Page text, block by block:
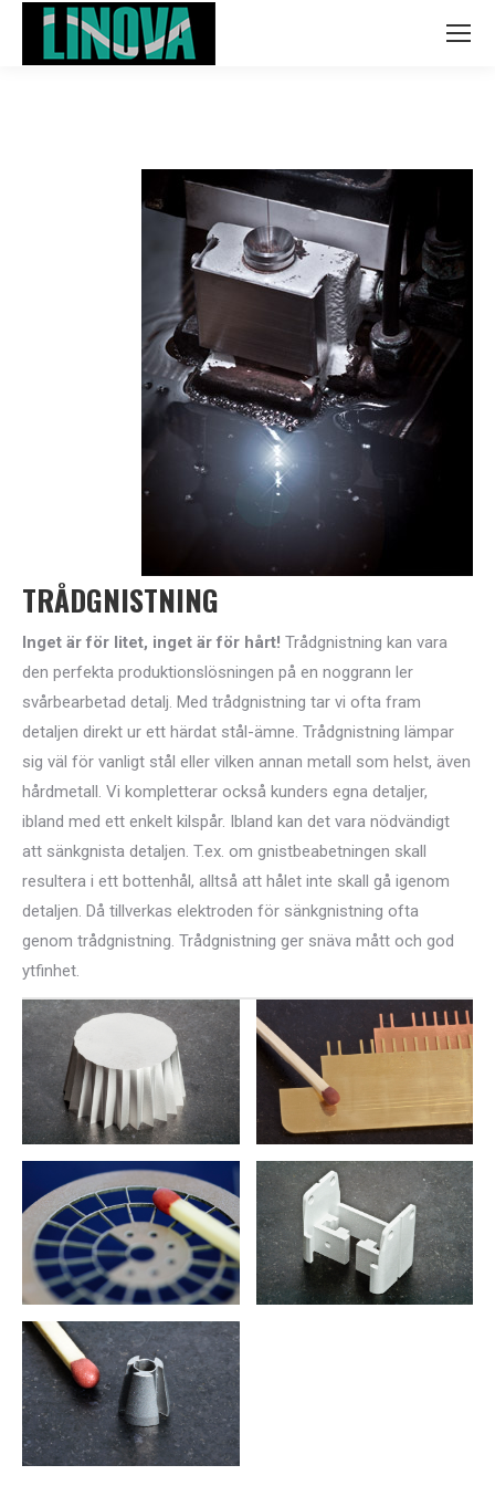
TRÅDGNISTNING
Inget är för litet, inget är för hårt! Trådgnistning kan vara
den perfekta produktionslösningen på en noggrann ler
svårbearbetad detalj. Med trådgnistning tar vi ofta fram
detaljen direkt ur ett härdat stål-ämne. Trådgnistning lämpar
sig väl för vanligt stål eller vilken annan metall som helst, även
hårdmetall. Vi kompletterar också kunders egna detaljer,
ibland med ett enkelt kilspår. Ibland kan det vara nödvändigt
att sänkgnista detaljen. T.ex. om gnistbeabetningen skall
resultera i ett bottenhål, alltså att hålet inte skall gå igenom
detaljen. Då tillverkas elektroden för sänkgnistning ofta
genom trådgnistning. Trådgnistning ger snäva mått och god
ytfinhet.